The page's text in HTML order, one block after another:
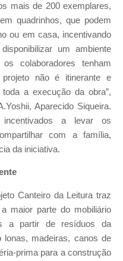
mais de 200 exemplares,
quadrinhos, que podem
ou em casa, incentivando
um ambiente
colaboradores tenham
não é itinerante e
a execução da obra”,
Aparecido Siqueira.
a levar os
com a família,
da iniciativa.
Canteiro da Leitura traz
maior parte do mobiliário
a partir de resíduos da
lonas, madeiras, canos de
prima para a construção